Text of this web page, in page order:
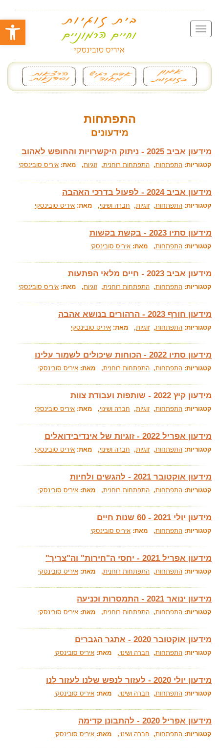
פתח
התפתחות
מידעונים
מידעון אביב 2025 - ניתוק היקשרויות והחופש לאהוב
קטגוריות: התפתחות, התפתחות רוחנית, זוגיות, מאת: איריס סובינסקי
מידעון אביב 2024 - לפעול בדרכי האהבה
קטגוריות: התפתחות, זוגיות, חברה ושינוי, מאת: איריס סובינסקי
מידעון סתיו 2023 - בקשת בקשות
קטגוריות: התפתחות, מאת: איריס סובינסקי
מידעון אביב 2023 - חיים מלאי הפתעות
קטגוריות: התפתחות, התפתחות רוחנית, זוגיות, מאת: איריס סובינסקי
מידעון חורף 2023 - הרהורים בנושא אהבה
קטגוריות: התפתחות, זוגיות, מאת: איריס סובינסקי
מידעון סתיו 2022 - הכוחות שיכולים לשמור עלינו
קטגוריות: התפתחות, התפתחות רוחנית, מאת: איריס סובינסקי
מידעון קיץ 2022 - שותפות ועבודת צוות
קטגוריות: התפתחות, זוגיות, חברה ושינוי, מאת: איריס סובינסקי
מידעון אפריל 2022 - זוגיות של אינדיבידואלים
קטגוריות: התפתחות, זוגיות, חברה ושינוי, מאת: איריס סובינסקי
מידעון אוקטובר 2021 - להגשים ולחיות
קטגוריות: התפתחות, התפתחות רוחנית, מאת: איריס סובינסקי
מידעון יולי 2021 - 60 שנות חיים
קטגוריות: התפתחות, מאת: איריס סובינסקי
מידעון אפריל 2021 - יחסי ה"חירות" וה"צריך"
קטגוריות: התפתחות, התפתחות רוחנית, מאת: איריס סובינסקי
מידעון ינואר 2021 - התמסרות וכניעה
קטגוריות: התפתחות, התפתחות רוחנית, מאת: איריס סובינסקי
מידעון אוקטובר 2020 - אתגר הגברים
קטגוריות: התפתחות, חברה ושינוי, מאת: איריס סובינסקי
מידעון יולי 2020 - לעזור לנפש שלנו לעזור לנו
קטגוריות: התפתחות, חברה ושינוי, מאת: איריס סובינסקי
מידעון אפריל 2020 - להתבונן קדימה
קטגוריות: התפתחות, חברה ושינוי, מאת: איריס סובינסקי